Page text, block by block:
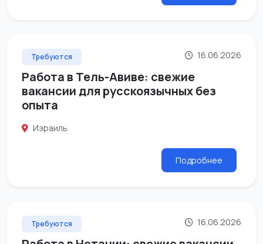
Требуются 16.06.2026
Работа в Тель-Авиве: свежие
вакансии для русскоязычных без
опыта
Израиль
Подробнее
Требуются 16.06.2026